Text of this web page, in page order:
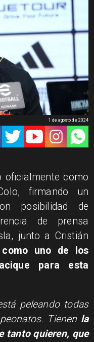
1 de agosto de 2024
oficialmente como
firmando un
posibilidad de
de prensa
junto a Cristián
uno de los
para esta
peleando todas
Tienen la
tanto quieren, que